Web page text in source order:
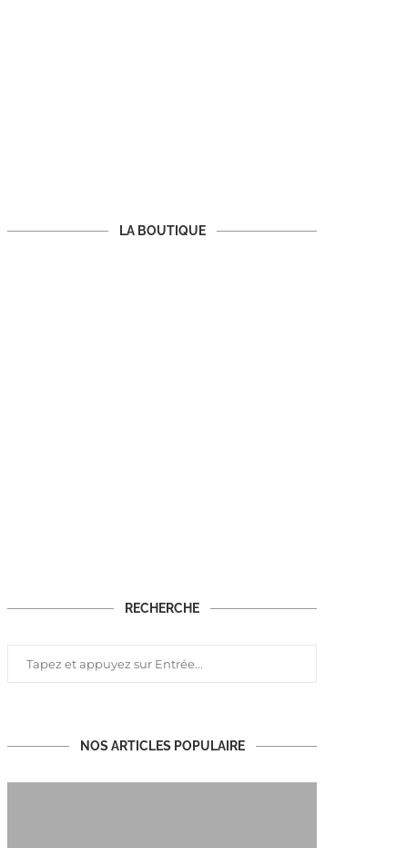
LA BOUTIQUE
RECHERCHE
NOS ARTICLES POPULAIRE